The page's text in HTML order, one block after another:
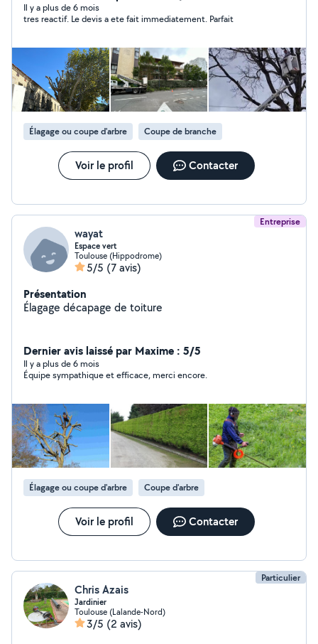
Il y a plus de 6 mois
tres reactif. Le devis a ete fait immediatement. Parfait
Élagage ou coupe d'arbre Coupe de branche
Voir le profil Contacter
Entreprise
wayat
Espace vert
Toulouse (Hippodrome)
5/5 (7 avis)
Présentation
Élagage décapage de toiture
Dernier avis laissé par Maxime : 5/5
Il y a plus de 6 mois
Équipe sympathique et efficace, merci encore.
Élagage ou coupe d'arbre Coupe d'arbre
Voir le profil Contacter
Particulier
Chris Azais
Jardinier
Toulouse (Lalande-Nord)
3/5 (2 avis)